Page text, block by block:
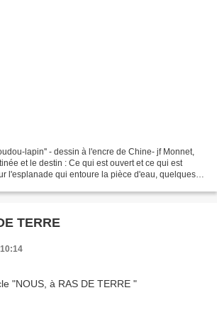
lapin'' - dessin à l'encre de Chine- jf Monnet,
et le destin : Ce qui est ouvert et ce qui est
l'esplanade qui entoure la pièce d'eau, quelques
TERRE